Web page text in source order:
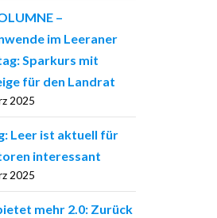
–
im Leeraner
Sparkurs mit
für den Landrat
2025
Leer ist aktuell für
interessant
2025
mehr 2.0: Zurück